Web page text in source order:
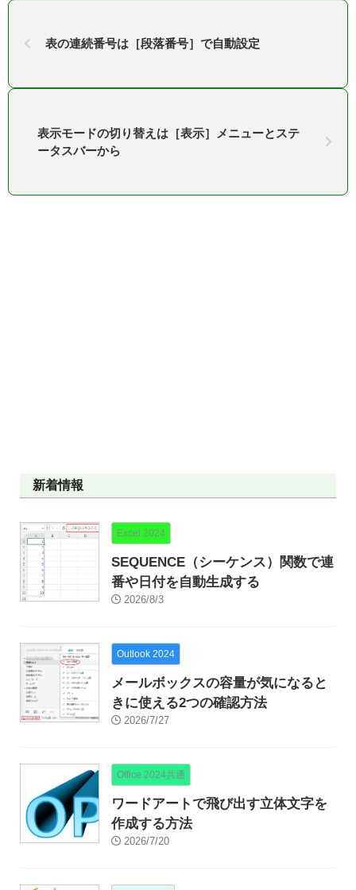
表の連続番号は［段落番号］で自動設定
表示モードの切り替えは［表示］メニューとステ
ータスバーから
新着情報
Excel 2024
SEQUENCE（シーケンス）関数で連
番や日付を自動生成する
2026/8/3
Outlook 2024
メールボックスの容量が気になると
きに使える2つの確認方法
2026/7/27
Office 2024共通
ワードアートで飛び出す立体文字を
作成する方法
2026/7/20